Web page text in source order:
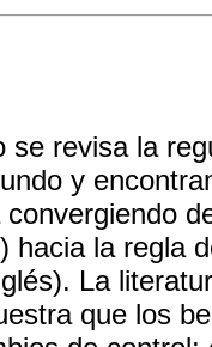
se revisa la
y
hacia la regla
La
que los